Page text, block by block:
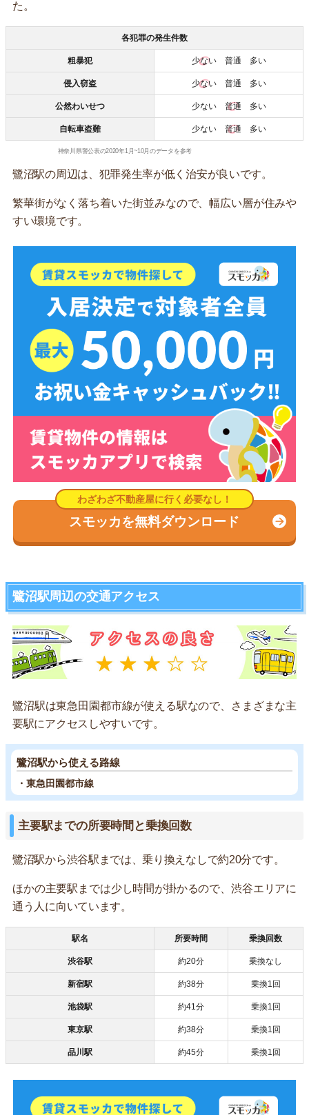
た。
各犯罪の発生件数
粗暴犯 少ない普通 多い
侵入窃盗 少ない普通 多い
公然わいせつ 少ない 普通 多い
自転車盗難 少ない 普通 多い
神奈川県警公表の2020年1月~10月のデータを参考
鷺沼駅の周辺は、犯罪発生率が低く治安が良いです。
繁華街がなく落ち着いた街並みなので、幅広い層が住みや
すい環境です。
スモッカを無料ダウンロード
鷺沼駅周辺の交通アクセス
鷺沼駅は東急田園都市線が使える駅なので、さまざまな主
要駅にアクセスしやすいです。
鷺沼駅から使える路線
・東急田園都市線
主要駅までの所要時間と乗換回数
鷺沼駅から渋谷駅までは、乗り換えなしで約20分です。
ほかの主要駅までは少し時間が掛かるので、渋谷エリアに
通う人に向いています。
駅名 所要時間 乗換回数
渋谷駅 約20分 乗換なし
新宿駅 約38分 乗換1回
池袋駅 約41分 乗換1回
東京駅 約38分 乗換1回
品川駅 約45分 乗換1回